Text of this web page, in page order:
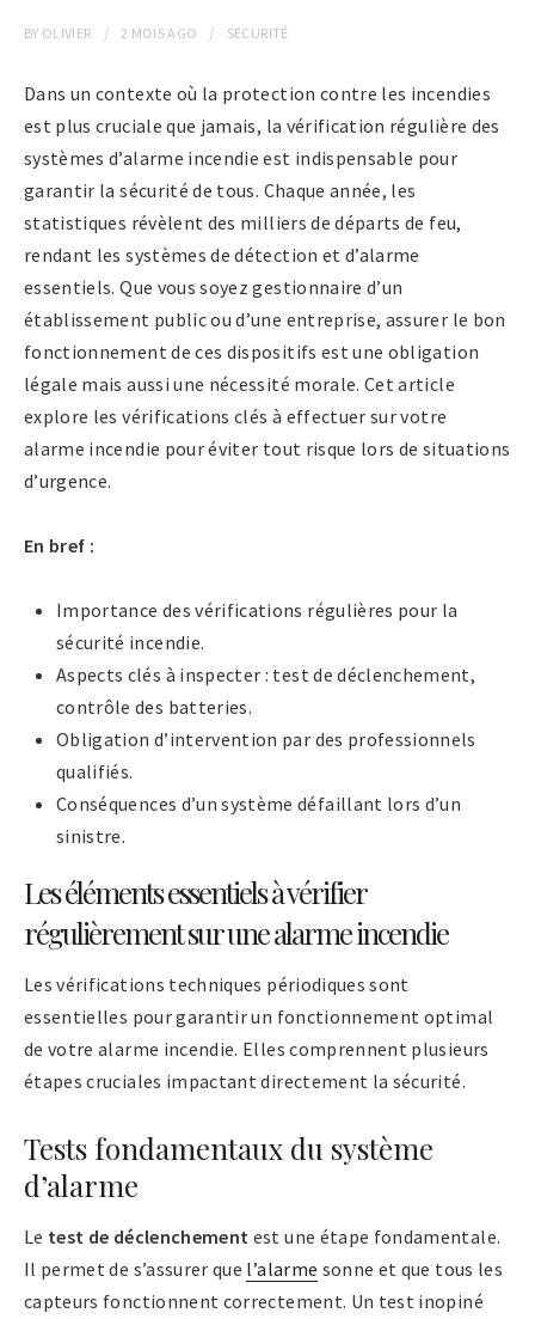
BY OLIVIER 2 MOISAGO SÉCURITÉ
Dans un contexte où la protection contre les incendies
est plus cruciale que jamais, la vérification régulière des
systèmes d’alarme incendie est indispensable pour
garantir la sécurité de tous. Chaque année, les
statistiques révèlent des milliers de départs de feu,
rendant les systèmes de détection et d’alarme
essentiels. Que vous soyez gestionnaire d’un
établissement public ou d’une entreprise, assurer le bon
fonctionnement de ces dispositifs est une obligation
légale mais aussi une nécessité morale. Cet article
explore les vérifications clés à effectuer sur votre
alarme incendie pour éviter tout risque lors de situations
d’urgence.
En bref :
Importance des vérifications régulières pour la
sécurité incendie.
Aspects clés à inspecter : test de déclenchement,
contrôle des batteries.
Obligation d’intervention par des professionnels
qualifiés.
Conséquences d’un système défaillant lors d’un
sinistre.
Les éléments essentiels à vérifier
régulièrement sur une alarme incendie
Les vérifications techniques périodiques sont
essentielles pour garantir un fonctionnement optimal
de votre alarme incendie. Elles comprennent plusieurs
étapes cruciales impactant directement la sécurité.
Tests fondamentaux du système
d’alarme
Le test de déclenchement est une étape fondamentale.
Il permet de s’assurer que l’alarme sonne et que tous les
capteurs fonctionnent correctement. Un test inopiné